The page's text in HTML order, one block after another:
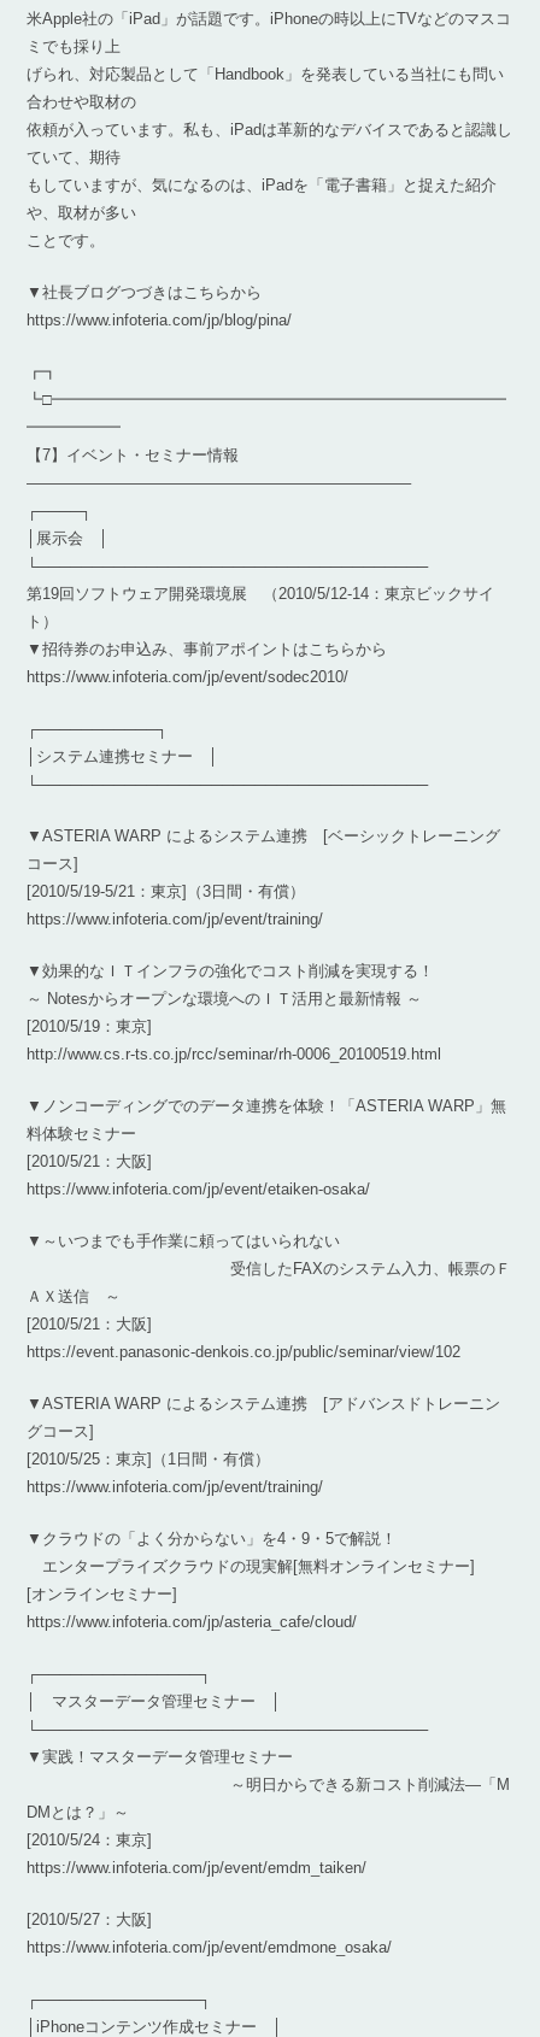
米Apple社の「iPad」が話題です。iPhoneの時以上にTVなどのマスコ
ミでも採り上
げられ、対応製品として「Handbook」を発表している当社にも問い
合わせや取材の
依頼が入っています。私も、iPadは革新的なデバイスであると認識し
ていて、期待
もしていますが、気になるのは、iPadを「電子書籍」と捉えた紹介
や、取材が多い
ことです。
▼社長ブログつづきはこちらから
https://www.infoteria.com/jp/blog/pina/
┏┓
┗□━━━━━━━━━━━━━━━━━━━━━━━━━━━━━
━━━━━━
【7】イベント・セミナー情報
————————————————————————–
┌────┐
│展示会 │
└────────────────────────────────────
第19回ソフトウェア開発環境展 （2010/5/12-14：東京ビックサイ
ト）
▼招待券のお申込み、事前アポイントはこちらから
https://www.infoteria.com/jp/event/sodec2010/
┌───────────┐
│システム連携セミナー │
└────────────────────────────────────
▼ASTERIA WARP によるシステム連携 [ベーシックトレーニング
コース]
[2010/5/19-5/21：東京]（3日間・有償）
https://www.infoteria.com/jp/event/training/
▼効果的なＩＴインフラの強化でコスト削減を実現する！
～ Notesからオープンな環境へのＩＴ活用と最新情報 ～
[2010/5/19：東京]
http://www.cs.r-ts.co.jp/rcc/seminar/rh-0006_20100519.html
▼ノンコーディングでのデータ連携を体験！「ASTERIA WARP」無
料体験セミナー
[2010/5/21：大阪]
https://www.infoteria.com/jp/event/etaiken-osaka/
▼～いつまでも手作業に頼ってはいられない
受信したFAXのシステム入力、帳票のＦ
ＡＸ送信 ～
[2010/5/21：大阪]
https://event.panasonic-denkois.co.jp/public/seminar/view/102
▼ASTERIA WARP によるシステム連携 [アドバンスドトレーニン
グコース]
[2010/5/25：東京]（1日間・有償）
https://www.infoteria.com/jp/event/training/
▼クラウドの「よく分からない」を4・9・5で解説！
エンタープライズクラウドの現実解[無料オンラインセミナー]
[オンラインセミナー]
https://www.infoteria.com/jp/asteria_cafe/cloud/
┌───────────────┐
│ マスターデータ管理セミナー │
└────────────────────────────────────
▼実践！マスターデータ管理セミナー
～明日からできる新コスト削減法―「M
DMとは？」～
[2010/5/24：東京]
https://www.infoteria.com/jp/event/emdm_taiken/
[2010/5/27：大阪]
https://www.infoteria.com/jp/event/emdmone_osaka/
┌───────────────┐
│iPhoneコンテンツ作成セミナー │